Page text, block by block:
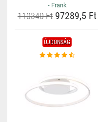
- Frank
110340 Ft 97289,5 Ft
ÚJDONSÁG